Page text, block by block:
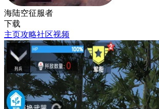
海陆空征服者
下载
主页攻略社区视频